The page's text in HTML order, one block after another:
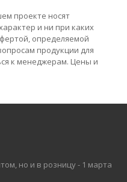
проекте носят
и ни при каких
определяемой
продукции для
к менеджерам. Цены и
но и в розницу- 1 марта